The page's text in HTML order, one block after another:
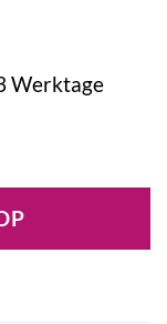
Werktage